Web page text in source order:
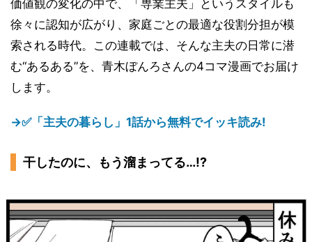
価値観の変化の中で、「専業主夫」というスタイルも
徐々に認知が広がり、家庭ごとの最適な役割分担が模
索される時代。この連載では、そんな主夫の日常に潜
む“あるある”を、青木ぼんろさんの4コマ漫画でお届け
します。
→✅「主夫の暮らし」1話から無料でイッキ読み!
干したのに、もう溜まってる…!?